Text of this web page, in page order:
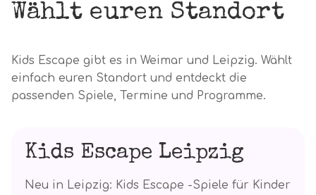
Wählt euren Standort
Kids Escape gibt es in Weimar und Leipzig. Wählt
einfach euren Standort und entdeckt die
passenden Spiele, Termine und Programme.
Kids Escape Leipzig
Neu in Leipzig: Kids Escape -Spiele für Kinder